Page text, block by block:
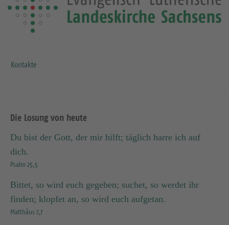
Kontakte
Die Losung von heute
Du bist der Gott, der mir hilft; täglich harre ich auf
dich.
Psalm 25,5
Bittet, so wird euch gegeben; suchet, so werdet ihr
finden; klopfet an, so wird euch aufgetan.
Matthäus 7,7